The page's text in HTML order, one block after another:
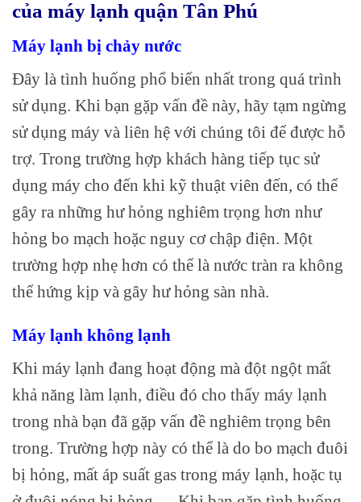
của máy lạnh quận Tân Phú
Máy lạnh bị chảy nước
Đây là tình huống phổ biến nhất trong quá trình
sử dụng. Khi bạn gặp vấn đề này, hãy tạm ngừng
sử dụng máy và liên hệ với chúng tôi để được hỗ
trợ. Trong trường hợp khách hàng tiếp tục sử
dụng máy cho đến khi kỹ thuật viên đến, có thể
gây ra những hư hỏng nghiêm trọng hơn như
hỏng bo mạch hoặc nguy cơ chập điện. Một
trường hợp nhẹ hơn có thể là nước tràn ra không
thể hứng kịp và gây hư hỏng sàn nhà.
Máy lạnh không lạnh
Khi máy lạnh đang hoạt động mà đột ngột mất
khả năng làm lạnh, điều đó cho thấy máy lạnh
trong nhà bạn đã gặp vấn đề nghiêm trọng bên
trong. Trường hợp này có thể là do bo mạch đuôi
bị hỏng, mất áp suất gas trong máy lạnh, hoặc tụ